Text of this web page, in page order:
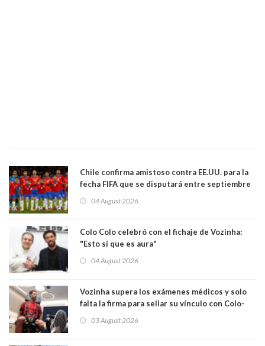
Chile confirma amistoso contra EE.UU. para la
fecha FIFA que se disputará entre septiembre
04 August 2026
Colo Colo celebró con el fichaje de Vozinha:
"Esto sí que es aura"
04 August 2026
Vozinha supera los exámenes médicos y solo
falta la firma para sellar su vínculo con Colo-
03 August 2026